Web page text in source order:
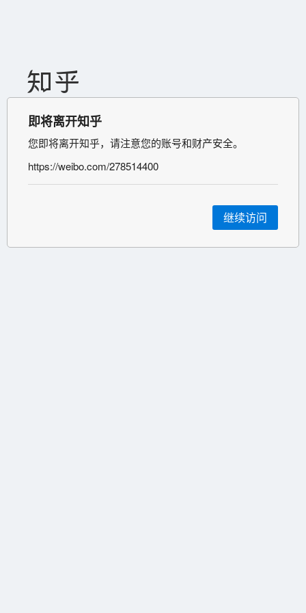
即将离开知乎
您即将离开知乎，请注意您的账号和财产安全。
https://weibo.com/278514400
继续访问